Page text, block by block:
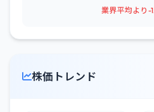
業界平均より-
株価トレンド